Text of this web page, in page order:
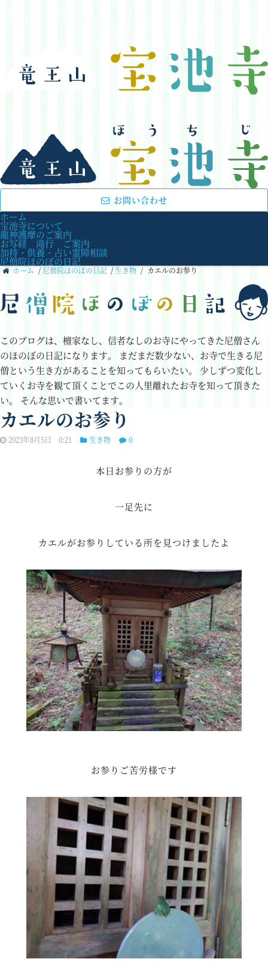
お問い合わせ
ホーム
宝池寺について
龍神護摩のご案内
お写経 滝行 ご案内
加持・供養・占い霊障相談
尼僧院ほのぼの日記
ホーム / 尼僧院ほのぼの日記 /生き物 / カエルのお参り
このブログは、檀家なし、信者なしのお寺にやってきた尼僧さん
のほのぼの日記になります。 まだまだ数少ない、お寺で生きる尼
僧という生き方があることを知ってもらいたい。
少しずつ変化し
ていくお寺を観て頂くことでこの人里離れたお寺を知って頂きた
い。 そんな思いで書いてます。
カエルのお参り
2023年8月5日 0:21 生き物 0
本日お参りの方が
一足先に
カエルがお参りしている所を見つけましたよ
お参りご苦労様です